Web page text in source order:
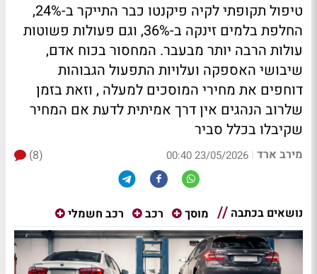
טיפול תקופתי לקיה פיקנטו כבר התייקר ב-24%,
החלפת בלמים זינקה ב-36%, וגם פעולות פשוטות
עולות הרבה יותר מבעבר. המחסור בכוח אדם,
שיבושי האספקה ועלויות התפעול הגבוהות
דוחפים את מחירי המוסכים למעלה , וזאת בזמן
שלרוב הנהגים אין דרך אמיתית לדעת אם המחיר
שקיבלו בכלל סביר
מירב ארד |
23/05/2026 00:40
(8)
נושאים בכתבה מוסך רכב רכב חשמלי